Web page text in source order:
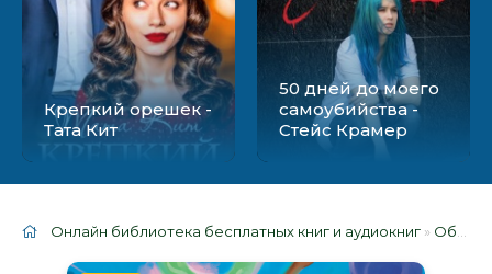
Крепкий орешек -
Тата Кит
50 дней до моего
самоубийства -
Стейс Крамер
Онлайн библиотека бесплатных книг и аудиокниг » Облако тегов